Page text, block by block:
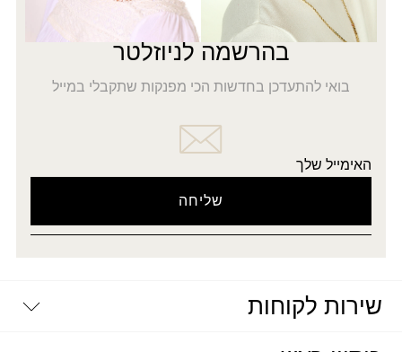
5% הנחה
על כל האתר
בהרשמה לניוזלטר
בואי להתעדכן בחדשות הכי מפנקות שתקבלי במייל
האימייל שלך
שירות לקוחות